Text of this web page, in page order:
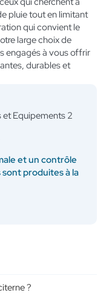
pluie tout en limitant
qui convient le
large choix de
engagés à vous offrir
durables et
et Equipements 2
et un contrôle
produites à la
?